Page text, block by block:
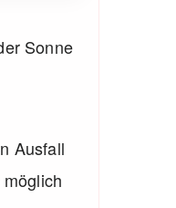
Sonne
Ausfall